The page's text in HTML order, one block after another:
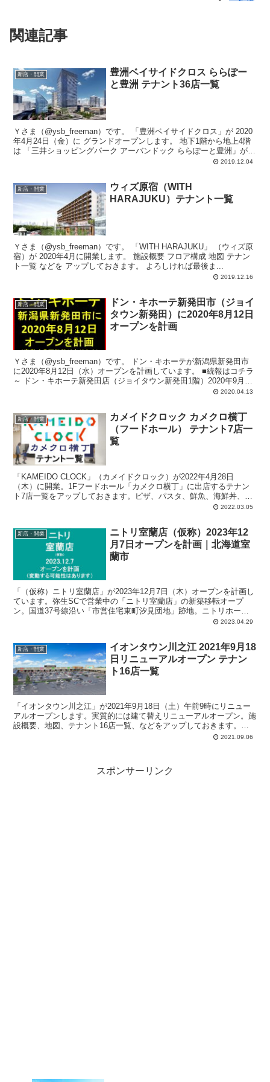
関連記事
新店・開業
豊洲ベイサイドクロス ららぽー
と豊洲 テナント36店一覧
Ｙさま（@ysb_freeman）です。 「豊洲ベイサイドクロス」が 2020
年4月24日（金）に グランドオープンします。 地下1階から地上4階
は 「三井ショッピングパーク アーバンドック ららぽーと豊洲」が
2019.12.04
新店・開業
ウィズ原宿（WITH
HARAJUKU）テナント一覧
Ｙさま（@ysb_freeman）です。 「WITH HARAJUKU」 （ウィズ原
宿）が 2020年4月に開業します。 施設概要 フロア構成 地図 テナン
ト一覧 などを アップしておきます。 よろしければ最後ま...
2019.12.16
新店・開業
ドン・キホーテ新発田市（ジョイ
タウン新発田）に2020年8月12日
オープンを計画
Ｙさま（@ysb_freeman）です。 ドン・キホーテが新潟県新発田市
に2020年8月12日（水）オープンを計画しています。 ■続報はコチラ
～ ドン・キホーテ新発田店（ジョイタウン新発田1階）2020年9月
2020.04.13
新店・開業
カメイドクロック カメクロ横丁
（フードホール） テナント7店一
覧
「KAMEIDO CLOCK」（カメイドクロック）が2022年4月28日
（木）に開業。1Fフードホール「カメクロ横丁」に出店するテナン
ト7店一覧をアップしておきます。ピザ、パスタ、鮮魚、海鮮丼、肉
2022.03.05
新店・開業
ニトリ室蘭店（仮称）2023年12
月7日オープンを計画｜北海道室
蘭市
「（仮称）ニトリ室蘭店」が2023年12月7日（木）オープンを計画し
ています。弥生SCで営業中の「ニトリ室蘭店」の新築移転オープ
ン。国道37号線沿い「市営住宅東町汐見団地」跡地。ニトリホール
2023.04.29
新店・開業
イオンタウン川之江 2021年9月18
日リニューアルオープン テナン
ト16店一覧
「イオンタウン川之江」が2021年9月18日（土）午前9時にリニュー
アルオープンします。実質的には建て替えリニューアルオープン。施
設概要、地図、テナント16店一覧、などをアップしておきます。総
賃貸面積：10,628平方メートル、駐車場：824台。メイン店舗はフジ
2021.09.06
スポンサーリンク